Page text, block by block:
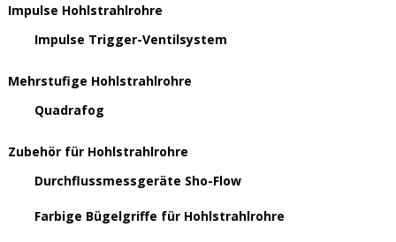
Impulse Hohlstrahlrohre
Impulse Trigger-Ventilsystem
Mehrstufige Hohlstrahlrohre
Quadrafog
Zubehör für Hohlstrahlrohre
Durchflussmessgeräte Sho-Flow
Farbige Bügelgriffe für Hohlstrahlrohre